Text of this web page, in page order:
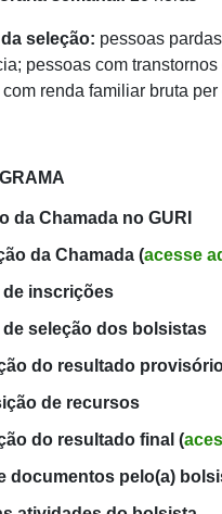
seleção: pessoas
pessoas com
renda familiar bruta
da Chamada no GURI
da Chamada (acesse
de inscrições
de seleção dos bolsistas
do resultado
de recursos
do resultado final (
documentos pelo(a)